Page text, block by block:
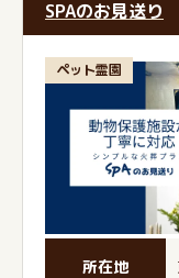
SPAのお見送り
ペット霊園
所在地